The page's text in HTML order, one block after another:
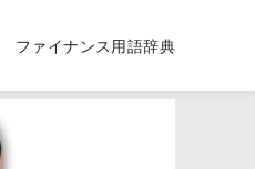
ファイナンス用語辞典